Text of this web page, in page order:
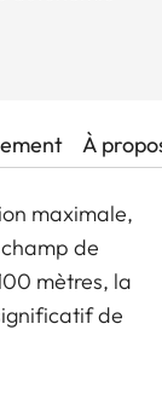
À
maximale,
de
mètres, la
de
rouge